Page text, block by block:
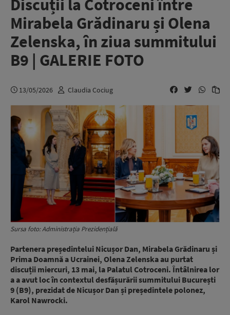
Discuții la Cotroceni între
Mirabela Grădinaru și Olena
Zelenska, în ziua summitului
B9 | GALERIE FOTO
13/05/2026 Claudia Cociug
Sursa foto: Administrația Prezidențială
Partenera președintelui Nicușor Dan, Mirabela Grădinaru și
Prima Doamnă a Ucrainei, Olena Zelenska au purtat
discuții miercuri, 13 mai, la Palatul Cotroceni. Întâlnirea lor
a a avut loc în contextul desfășurării summitului București
9 (B9), prezidat de Nicușor Dan și președintele polonez,
Karol Nawrocki.